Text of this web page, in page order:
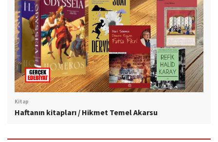
Kitap
Haftanın kitapları / Hikmet Temel Akarsu